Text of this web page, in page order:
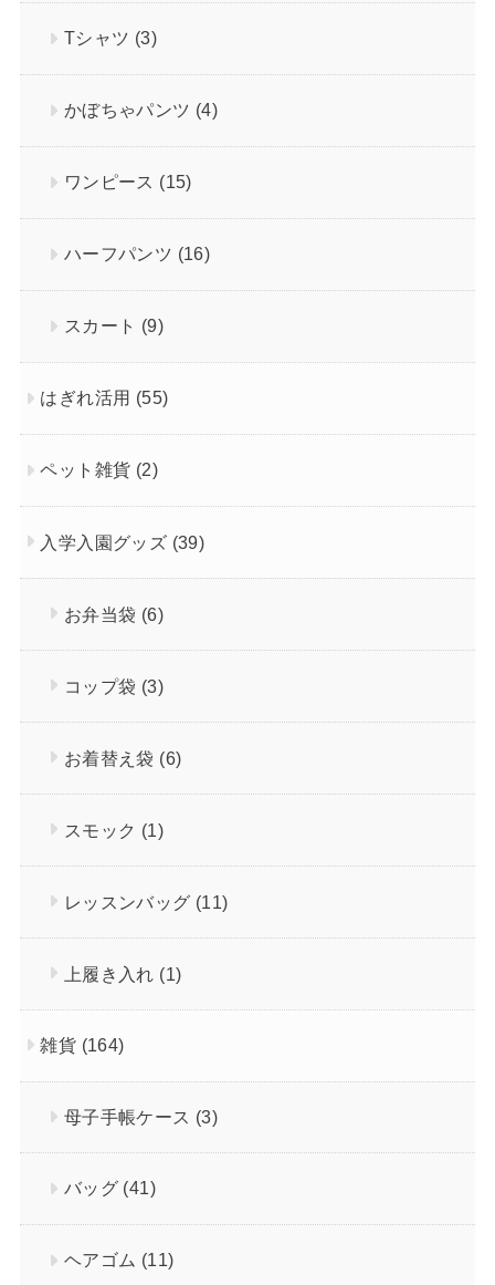
Tシャツ (3)
かぼちゃパンツ (4)
ワンピース (15)
ハーフパンツ (16)
スカート (9)
はぎれ活用 (55)
ペット雑貨 (2)
入学入園グッズ (39)
お弁当袋 (6)
コップ袋 (3)
お着替え袋 (6)
スモック (1)
レッスンバッグ (11)
上履き入れ (1)
雑貨 (164)
母子手帳ケース (3)
バッグ (41)
ヘアゴム (11)